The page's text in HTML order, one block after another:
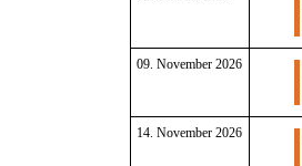
09. November 2026
14. November 2026